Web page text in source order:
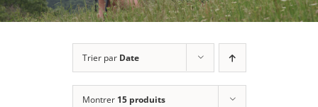
Trier par Date
Montrer 15 produits